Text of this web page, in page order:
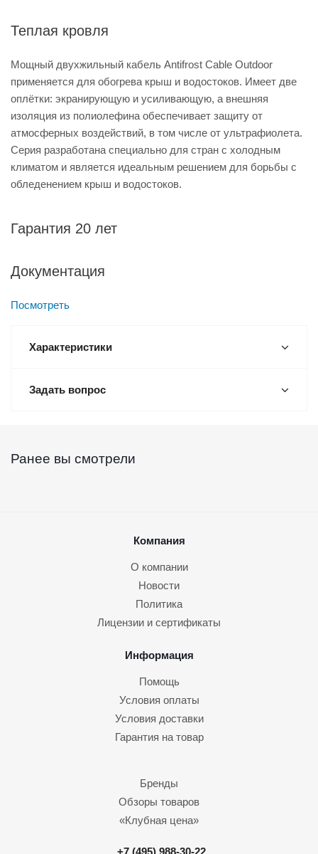
Теплая кровля
Мощный двухжильный кабель Antifrost Cable Outdoor
применяется для обогрева крыш и водостоков. Имеет две
оплётки: экранирующую и усиливающую, а внешняя
изоляция из полиолефина обеспечивает защиту от
атмосферных воздействий, в том числе от ультрафиолета.
Серия разработана специально для стран с холодным
климатом и является идеальным решением для борьбы с
обледенением крыш и водостоков.
Гарантия 20 лет
Документация
Посмотреть
Характеристики
Задать вопрос
Ранее вы смотрели
Компания
О компании
Новости
Политика
Лицензии и сертификаты
Информация
Помощь
Условия оплаты
Условия доставки
Гарантия на товар
Бренды
Обзоры товаров
«Клубная цена»
+7 (495) 988-30-22